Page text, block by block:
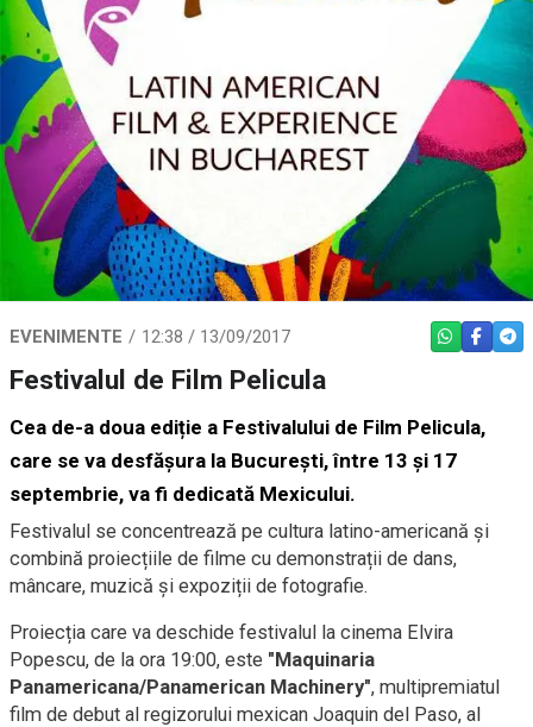
EVENIMENTE 12:38 / 13/09/2017 WHATSAPP
Festivalul de Film Pelicula
Cea de-a doua ediție a Festivalului de Film Pelicula,
care se va desfășura la București, între 13 și 17
septembrie, va fi dedicată Mexicului.
Festivalul se concentrează pe cultura latino-americană și
combină proiecțiile de filme cu demonstrații de dans,
mâncare, muzică și expoziții de fotografie.
Proiecția care va deschide festivalul la cinema Elvira
Popescu, de la ora 19:00, este "Maquinaria
Panamericana/Panamerican Machinery", multipremiatul
film de debut al regizorului mexican Joaquin del Paso, al